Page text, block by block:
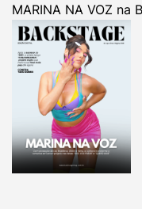
MARINA NA VOZ na